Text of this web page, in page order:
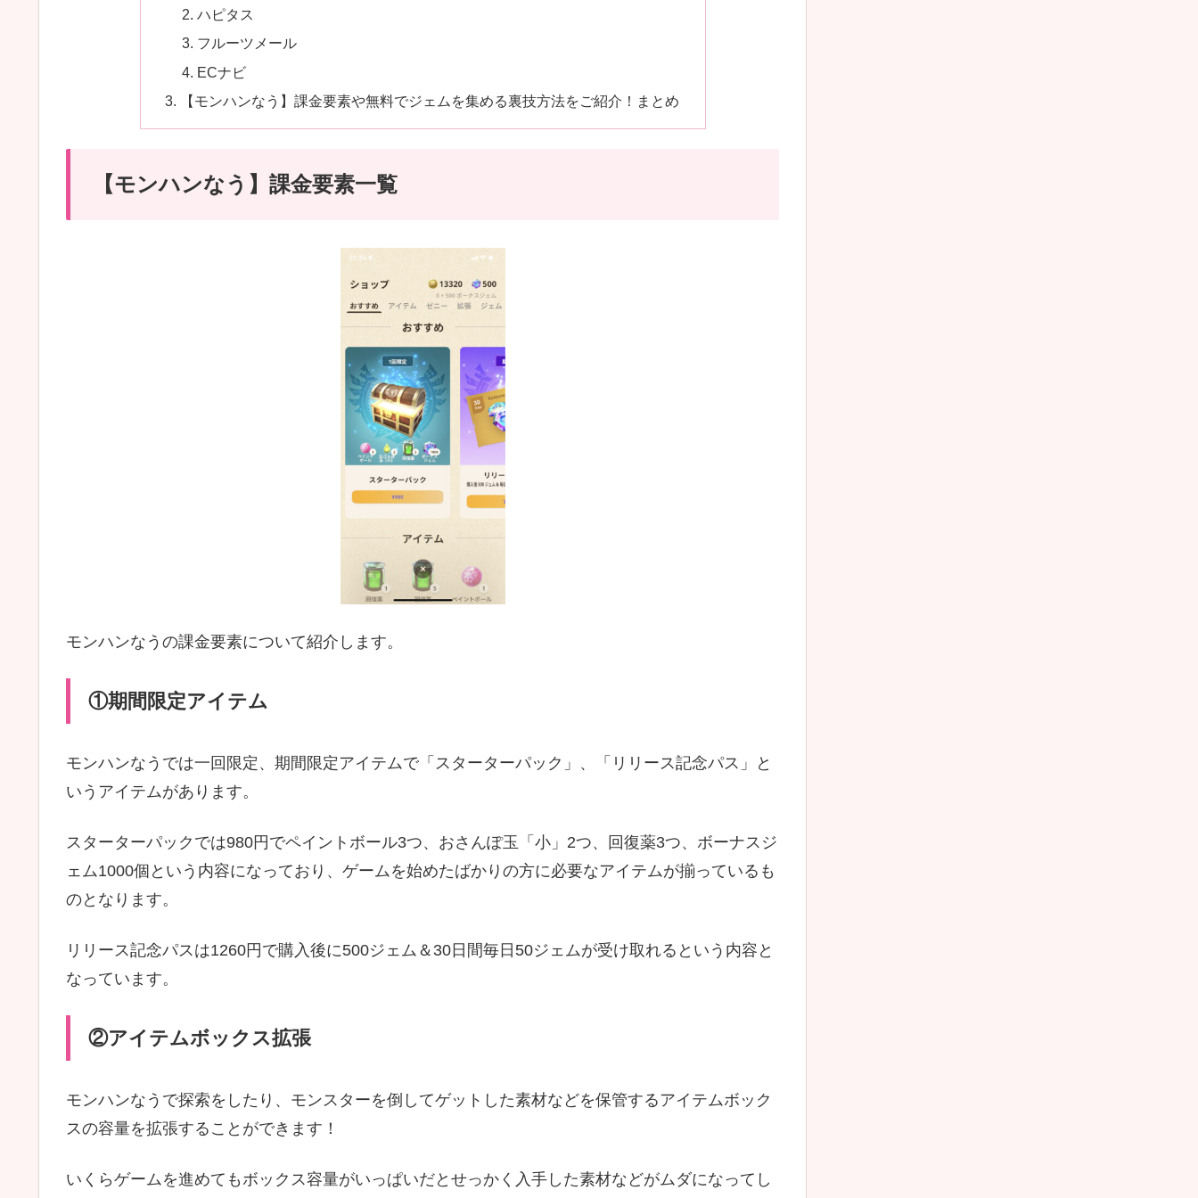
ハピタス
フルーツメール
ECナビ
【モンハンなう】課金要素や無料でジェムを集める裏技方法をご紹介！まとめ
【モンハンなう】課金要素一覧
モンハンなうの課金要素について紹介します。
①期間限定アイテム
モンハンなうでは一回限定、期間限定アイテムで「スターターパック」、「リリース記念パス」と
いうアイテムがあります。
スターターパックでは980円でペイントボール3つ、おさんぽ玉「小」2つ、回復薬3つ、ボーナスジ
ェム1000個という内容になっており、ゲームを始めたばかりの方に必要なアイテムが揃っているも
のとなります。
リリース記念パスは1260円で購入後に500ジェム＆30日間毎日50ジェムが受け取れるという内容と
なっています。
②アイテムボックス拡張
モンハンなうで探索をしたり、モンスターを倒してゲットした素材などを保管するアイテムボック
スの容量を拡張することができます！
いくらゲームを進めてもボックス容量がいっぱいだとせっかく入手した素材などがムダになってし